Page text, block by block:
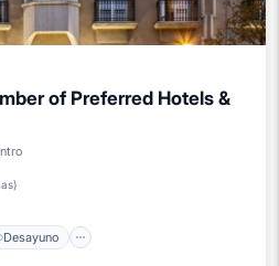
of Preferred Hotels &
)
Desayuno